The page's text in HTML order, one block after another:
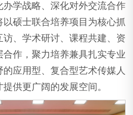
学战略、深化对外交流合作
硕士联合培养项目为核心抓
、学术研讨、课程共建、资
作，聚力培养兼具扎实专业
应用型、复合型艺术传媒人
供更广阔的发展空间。